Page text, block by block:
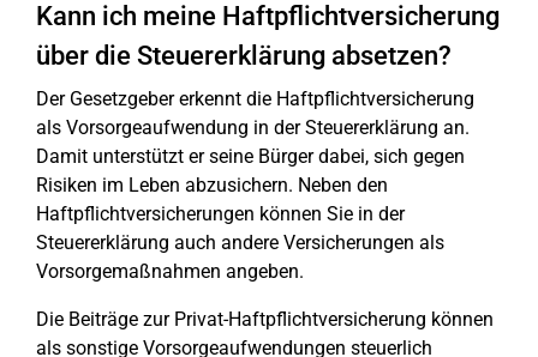
Kann ich meine Haftpflichtversicherung
über die Steuererklärung absetzen?
Der Gesetzgeber erkennt die Haftpflichtversicherung
als Vorsorgeaufwendung in der Steuererklärung an.
Damit unterstützt er seine Bürger dabei, sich gegen
Risiken im Leben abzusichern. Neben den
Haftpflichtversicherungen können Sie in der
Steuererklärung auch andere Versicherungen als
Vorsorgemaßnahmen angeben.
Die Beiträge zur Privat-Haftpflichtversicherung können
als sonstige Vorsorgeaufwendungen steuerlich